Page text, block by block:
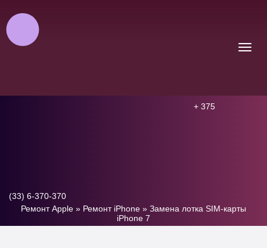
+ 375
(33) 6-370-370
Ремонт Apple » Ремонт iPhone » Замена лотка SIM-карты
iPhone 7